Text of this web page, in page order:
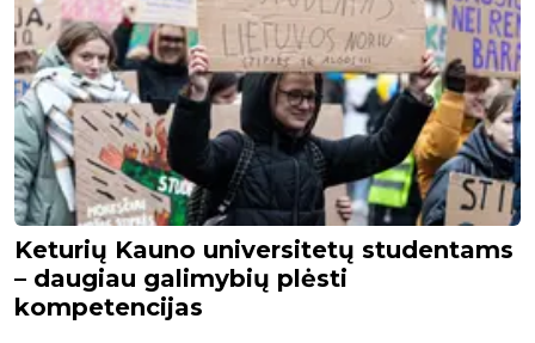
Keturių Kauno universitetų studentams
– daugiau galimybių plėsti
kompetencijas